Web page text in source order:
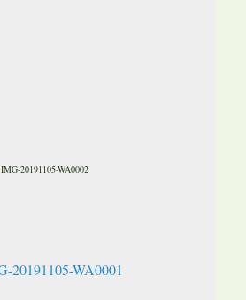
IMG-20191105-WA0002